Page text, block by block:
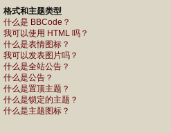
格式和主题类型
什么是 BBCode？
我可以使用 HTML 吗？
什么是表情图标？
我可以发表图片吗？
什么是全站公告？
什么是公告？
什么是置顶主题？
什么是锁定的主题？
什么是主题图标？